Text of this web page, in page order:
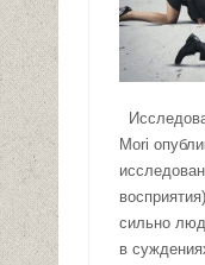
Mori
сильно
в